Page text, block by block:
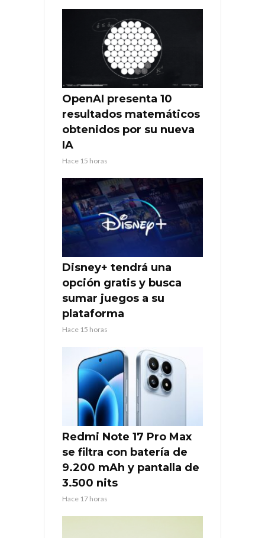
OpenAI presenta 10
resultados matemáticos
obtenidos por su nueva
IA
Hace 15 horas
Disney+ tendrá una
opción gratis y busca
sumar juegos a su
plataforma
Hace 15 horas
Redmi Note 17 Pro Max
se filtra con batería de
9.200 mAh y pantalla de
3.500 nits
Hace 17 horas